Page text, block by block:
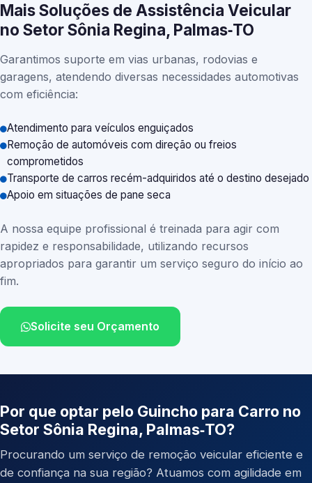
Mais Soluções de Assistência Veicular
no Setor Sônia Regina, Palmas‑TO
Garantimos suporte em vias urbanas, rodovias e
garagens, atendendo diversas necessidades automotivas
com eficiência:
Atendimento para veículos enguiçados
Remoção de automóveis com direção ou freios
comprometidos
Transporte de carros recém-adquiridos até o destino desejado
Apoio em situações de pane seca
A nossa equipe profissional é treinada para agir com
rapidez e responsabilidade, utilizando recursos
apropriados para garantir um serviço seguro do início ao
fim.
Solicite seu Orçamento
Por que optar pelo Guincho para Carro no
Setor Sônia Regina, Palmas‑TO?
Procurando um serviço de remoção veicular eficiente e
de confiança na sua região? Atuamos com agilidade em